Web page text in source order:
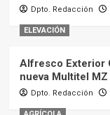
Dpto. Redacción
ELEVACIÓN
Alfresco Exterior
nueva Multitel MZ
Dpto. Redacción